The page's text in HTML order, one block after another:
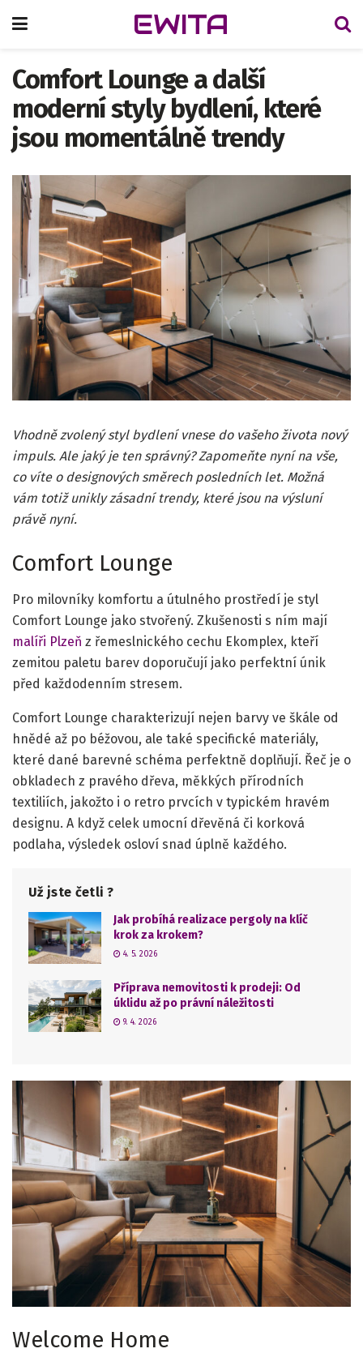
EWITA
Comfort Lounge a další
moderní styly bydlení, které
jsou momentálně trendy
Vhodně zvolený styl bydlení vnese do vašeho života nový
impuls. Ale jaký je ten správný? Zapomeňte nyní na vše,
co víte o designových směrech posledních let. Možná
vám totiž unikly zásadní trendy, které jsou na výsluní
právě nyní.
Comfort Lounge
Pro milovníky komfortu a útulného prostředí je styl
Comfort Lounge jako stvořený. Zkušenosti s ním mají
malíři Plzeň z řemeslnického cechu Ekomplex, kteří
zemitou paletu barev doporučují jako perfektní únik
před každodenním stresem.
Comfort Lounge charakterizují nejen barvy ve škále od
hnědé až po béžovou, ale také specifické materiály,
které dané barevné schéma perfektně doplňují. Řeč je o
obkladech z pravého dřeva, měkkých přírodních
textiliích, jakožto i o retro prvcích v typickém hravém
designu. A když celek umocní dřevěná či korková
podlaha, výsledek osloví snad úplně každého.
Už jste četli ?
Jak probíhá realizace pergoly na klíč
krok za krokem?
4. 5. 2026
Příprava nemovitosti k prodeji: Od
úklidu až po právní náležitosti
9. 4. 2026
Welcome Home